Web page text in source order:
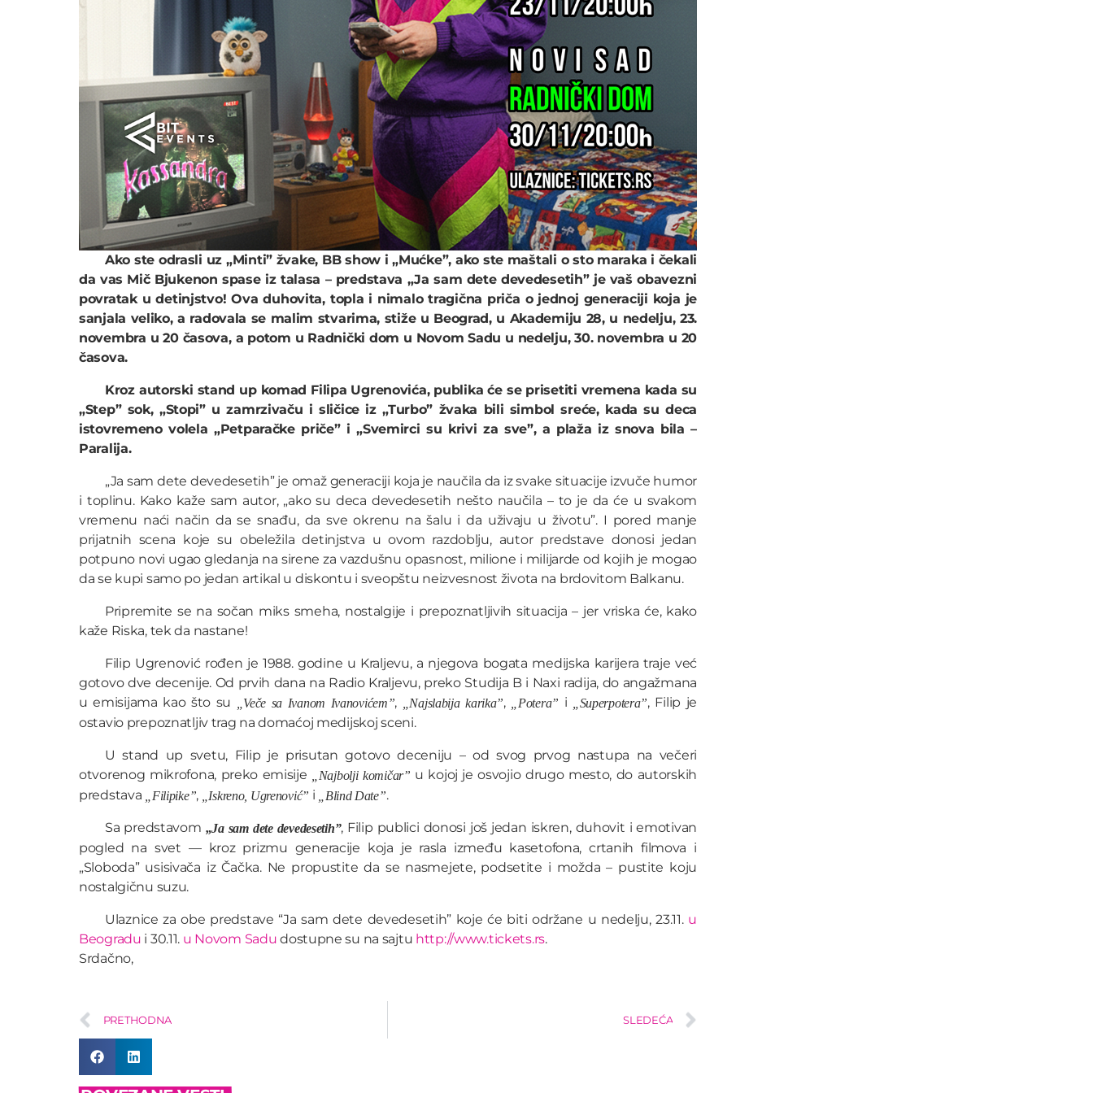
Ako ste odrasli uz „Minti” žvake, BB show i „Mućke”, ako ste maštali o sto maraka i čekali
da vas Mič Bjukenon spase iz talasa – predstava „Ja sam dete devedesetih” je vaš obavezni
povratak u detinjstvo! Ova duhovita, topla i nimalo tragična priča o jednoj generaciji koja je
sanjala veliko, a radovala se malim stvarima, stiže u Beograd, u Akademiju 28, u nedelju, 23.
novembra u 20 časova, a potom u Radnički dom u Novom Sadu u nedelju, 30. novembra u 20
časova.
Kroz autorski stand up komad Filipa Ugrenovića, publika će se prisetiti vremena kada su
„Step” sok, „Stopi” u zamrzivaču i sličice iz „Turbo” žvaka bili simbol sreće, kada su deca
istovremeno volela „Petparačke priče” i „Svemirci su krivi za sve”, a plaža iz snova bila –
Paralija.
„Ja sam dete devedesetih” je omaž generaciji koja je naučila da iz svake situacije izvuče humor
i toplinu. Kako kaže sam autor, „ako su deca devedesetih nešto naučila – to je da će u svakom
vremenu naći način da se snađu, da sve okrenu na šalu i da uživaju u životu”. I pored manje
prijatnih scena koje su obeležila detinjstva u ovom razdoblju, autor predstave donosi jedan
potpuno novi ugao gledanja na sirene za vazdušnu opasnost, milione i milijarde od kojih je mogao
da se kupi samo po jedan artikal u diskontu i sveopštu neizvesnost života na brdovitom Balkanu.
Pripremite se na sočan miks smeha, nostalgije i prepoznatljivih situacija – jer vriska će, kako
kaže Riska, tek da nastane!
Filip Ugrenović rođen je 1988. godine u Kraljevu, a njegova bogata medijska karijera traje već
gotovo dve decenije. Od prvih dana na Radio Kraljevu, preko Studija B i Naxi radija, do angažmana
u emisijama kao što su
„Veče sa Ivanom Ivanovićem”, „Najslabija karika”, „Potera” i „Superpotera”, Filip je
ostavio prepoznatljiv trag na domaćoj medijskoj sceni.
U stand up svetu, Filip je prisutan gotovo deceniju – od svog prvog nastupa na večeri
otvorenog mikrofona, preko emisije
„Najbolji komičar” u kojoj je osvojio drugo mesto, do autorskih
predstava
„Filipike”, „Iskreno, Ugrenović” i „Blind Date”.
Sa predstavom „Ja sam dete devedesetih”, Filip publici donosi još jedan iskren, duhovit i emotivan
pogled na svet — kroz prizmu generacije koja je rasla između kasetofona, crtanih filmova i
„Sloboda” usisivača iz Čačka. Ne propustite da se nasmejete, podsetite i možda – pustite koju
nostalgičnu suzu.
Ulaznice za obe predstave “Ja sam dete devedesetih” koje će biti održane u nedelju, 23.11. u
Beogradu i 30.11. u Novom Sadu dostupne su na sajtu http://www.tickets.rs.
Srdačno,
PRETHODNA SLEDEĆA